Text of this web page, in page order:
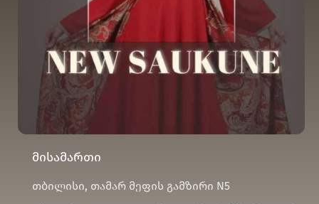
მისამართი
თბილისი, თამარ მეფის გამზირი N5